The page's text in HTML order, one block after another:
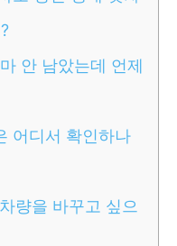
안 남았는데 언제
어디서 확인하나
량을 바꾸고 싶으